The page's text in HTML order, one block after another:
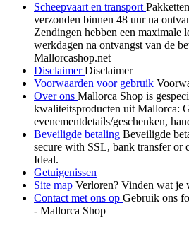
Scheepvaart en transport
verzonden binnen 48 uur na
Zendingen hebben een maximale
werkdagen na ontvangst van de
Mallorcashop.net
DisclaimerDisclaimer
Voorwaarden voor gebruik
Over ons Mallorca Shop is
kwaliteitsproducten uit Mallorca:
evenementdetails/geschenken,
Beveiligde betaling Beveiligde
secure with SSL, bank transfer or
Ideal.
Getuigenissen
Site map Verloren? Vinden wat je
Contact met ons op Gebruik ons
- Mallorca Shop